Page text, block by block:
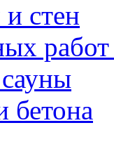
стен
бетона